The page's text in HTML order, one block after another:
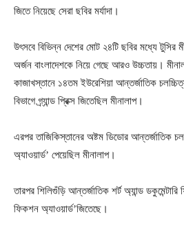
জিতে নিয়েছে সেরা ছবির মর্যাদা।
উৎসবে বিভিন্ন দেশের মোট ২৪টি ছবির মধ্যে টুসির
অর্জন বাংলাদেশকে নিয়ে গেছে আরও উচ্চতায়।
কাজাখস্তানে ১৪তম ইউরেশিয়া আন্তর্জাতিক
বিভাগে গ্র্যান্ড প্রিক্স জিতেছিল মীনালাপ।
এরপর তাজিকিস্তানের অষ্টম ডিডোর আন্তর্জাতিক
অ্যাওয়ার্ড’ পেয়েছিল মীনালাপ।
তারপর শিলিগুঁড়ি আন্তর্জাতিক শর্ট অ্যান্ড ডকুমেন্টারি
ফিকশন অ্যাওয়ার্ড’জিতেছে।